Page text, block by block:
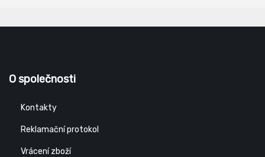
O společnosti
Kontakty
Reklamační protokol
Vrácení zboží